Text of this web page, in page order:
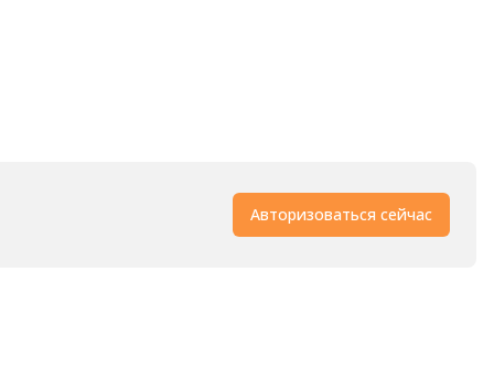
Авторизоваться сейчас